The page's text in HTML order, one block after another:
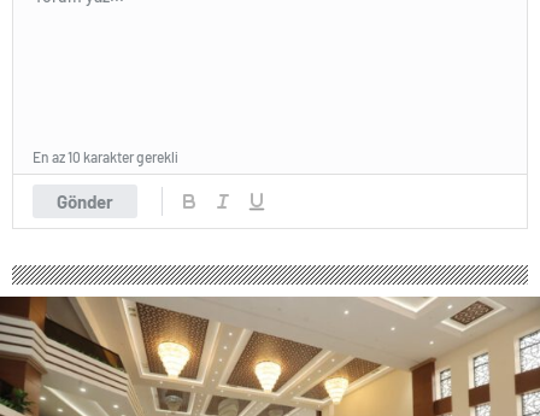
Gönder
En az 10 karakter gerekli